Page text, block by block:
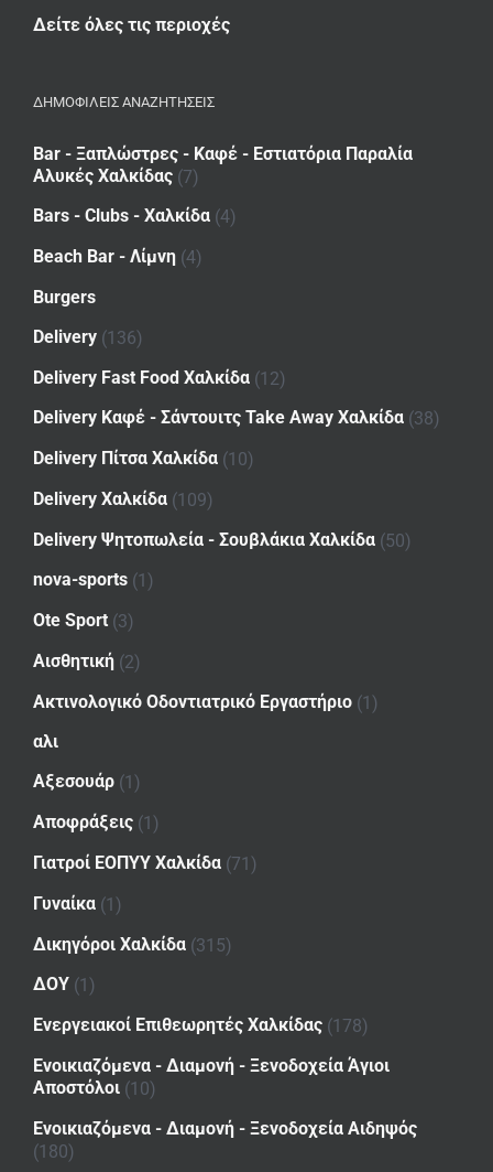
Δείτε όλες τις περιοχές
ΔΗΜΟΦΙΛΕΙΣ ΑΝΑΖΗΤΗΣΕΙΣ
Bar - Ξαπλώστρες - Καφέ - Εστιατόρια Παραλία
Αλυκές Χαλκίδας (7)
Bars - Clubs - Χαλκίδα (4)
Beach Bar - Λίμνη (4)
Burgers
Delivery (136)
Delivery Fast Food Χαλκίδα (12)
Delivery Καφέ - Σάντουιτς Take Away Χαλκίδα (38)
Delivery Πίτσα Χαλκίδα (10)
Delivery Χαλκίδα (109)
Delivery Ψητοπωλεία - Σουβλάκια Χαλκίδα (50)
nova-sports (1)
Ote Sport (3)
Αισθητική (2)
Ακτινολογικό Οδοντιατρικό Εργαστήριο (1)
αλι
Αξεσουάρ (1)
Αποφράξεις (1)
Γιατροί ΕΟΠΥΥ Χαλκίδα (71)
Γυναίκα (1)
Δικηγόροι Χαλκίδα (315)
ΔΟΥ (1)
Ενεργειακοί Επιθεωρητές Χαλκίδας (178)
Ενοικιαζόμενα - Διαμονή - Ξενοδοχεία Άγιοι
Αποστόλοι (10)
Ενοικιαζόμενα - Διαμονή - Ξενοδοχεία Αιδηψός
(180)